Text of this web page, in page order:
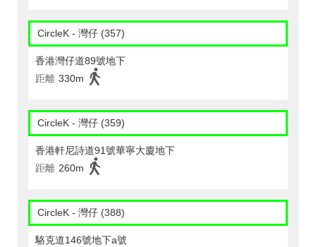
CircleK - 灣仔 (357)
香港灣仔道89號地下
距離 330m
CircleK - 灣仔 (359)
香港軒尼詩道91號華寧大廈地下
距離 260m
CircleK - 灣仔 (388)
駱克道146號地下a號